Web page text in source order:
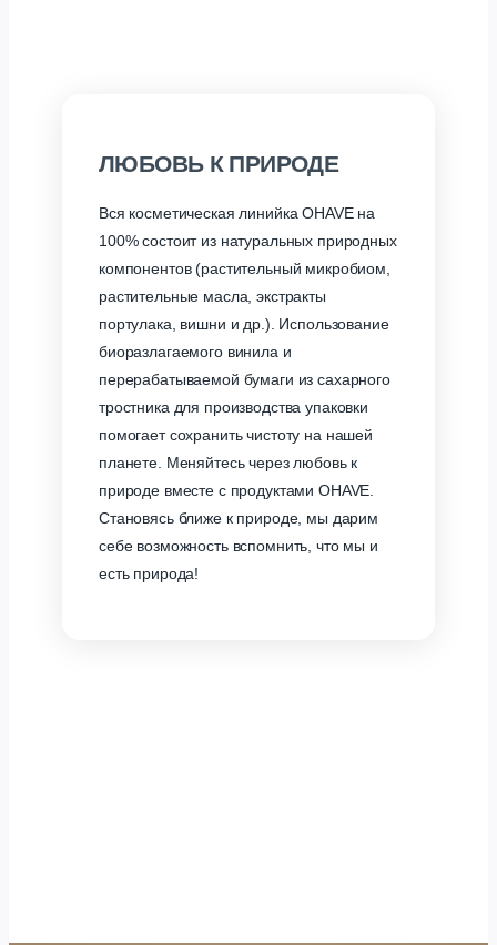
ЛЮБОВЬ К ПРИРОДЕ
Вся косметическая линийка OHAVE на
100% состоит из натуральных природных
компонентов (растительный микробиом,
растительные масла, экстракты
портулака, вишни и др.). Использование
биоразлагаемого винила и
перерабатываемой бумаги из сахарного
тростника для производства упаковки
помогает сохранить чистоту на нашей
планете. Меняйтесь через любовь к
природе вместе с продуктами OHAVE.
Становясь ближе к природе, мы дарим
себе возможность вспомнить, что мы и
есть природа!